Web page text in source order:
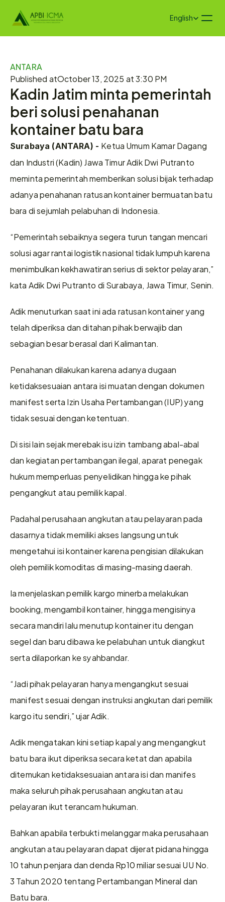
Select Language
English
ANTARA
Published atOctober 13, 2025 at 3:30 PM
Kadin Jatim minta pemerintah
beri solusi penahanan
kontainer batu bara
Surabaya (ANTARA) - Ketua Umum Kamar Dagang
dan Industri (Kadin) Jawa Timur Adik Dwi Putranto
meminta pemerintah memberikan solusi bijak terhadap
adanya penahanan ratusan kontainer bermuatan batu
bara di sejumlah pelabuhan di Indonesia.
“Pemerintah sebaiknya segera turun tangan mencari
solusi agar rantai logistik nasional tidak lumpuh karena
menimbulkan kekhawatiran serius di sektor pelayaran,”
kata Adik Dwi Putranto di Surabaya, Jawa Timur, Senin.
Adik menuturkan saat ini ada ratusan kontainer yang
telah diperiksa dan ditahan pihak berwajib dan
sebagian besar berasal dari Kalimantan.
Penahanan dilakukan karena adanya dugaan
ketidaksesuaian antara isi muatan dengan dokumen
manifest serta Izin Usaha Pertambangan (IUP) yang
tidak sesuai dengan ketentuan.
Di sisi lain sejak merebak isu izin tambang abal-abal
dan kegiatan pertambangan ilegal, aparat penegak
hukum memperluas penyelidikan hingga ke pihak
pengangkut atau pemilik kapal.
Padahal perusahaan angkutan atau pelayaran pada
dasarnya tidak memiliki akses langsung untuk
mengetahui isi kontainer karena pengisian dilakukan
oleh pemilik komoditas di masing-masing daerah.
Ia menjelaskan pemilik kargo minerba melakukan
booking, mengambil kontainer, hingga mengisinya
secara mandiri lalu menutup kontainer itu dengan
segel dan baru dibawa ke pelabuhan untuk diangkut
serta dilaporkan ke syahbandar.
“Jadi pihak pelayaran hanya mengangkut sesuai
manifest sesuai dengan instruksi angkutan dari pemilik
kargo itu sendiri,” ujar Adik.
Adik mengatakan kini setiap kapal yang mengangkut
batu bara ikut diperiksa secara ketat dan apabila
ditemukan ketidaksesuaian antara isi dan manifes
maka seluruh pihak perusahaan angkutan atau
pelayaran ikut terancam hukuman.
Bahkan apabila terbukti melanggar maka perusahaan
angkutan atau pelayaran dapat dijerat pidana hingga
10 tahun penjara dan denda Rp10 miliar sesuai UU No.
3 Tahun 2020 tentang Pertambangan Mineral dan
Batu bara.